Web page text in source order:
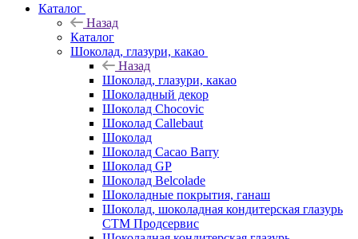
Каталог
Назад
Каталог
Шоколад, глазури, какао
Назад
Шоколад, глазури, какао
Шоколадный декор
Шоколад Chocovic
Шоколад Callebaut
Шоколад
Шоколад Cacao Barry
Шоколад GP
Шоколад Belcolade
Шоколадные покрытия, ганаш
Шоколад, шоколадная кондитерская глазурь
СТМ Продсервис